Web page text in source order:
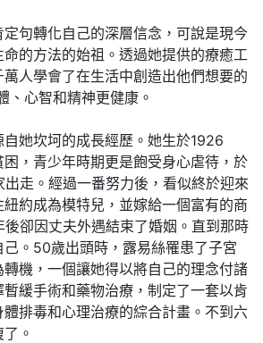
句轉化自己的深層信念，可說是現今
的方法的始祖。透過她提供的療癒工
人學會了在生活中創造出他們想要的
心智和精神更健康。
她坎坷的成長經歷。她生於1926
，青少年時期更是飽受身心虐待，於
出走。經過一番努力後，看似終於迎來
約成為模特兒，並嫁給一個富有的商
後卻因丈夫外遇結束了婚姻。直到那時
。50歲出頭時，露易絲罹患了子宮
機，一個讓她得以將自己的理念付諸
緩手術和藥物治療，制定了一套以肯
排毒和心理治療的綜合計畫。不到六
。